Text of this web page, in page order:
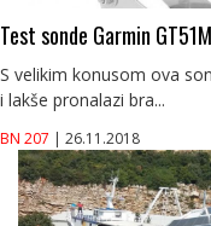
Test sonde Garmin
S velikim konusom ova
i lakše pronalazi bra...
BN 207 | 26.11.2018